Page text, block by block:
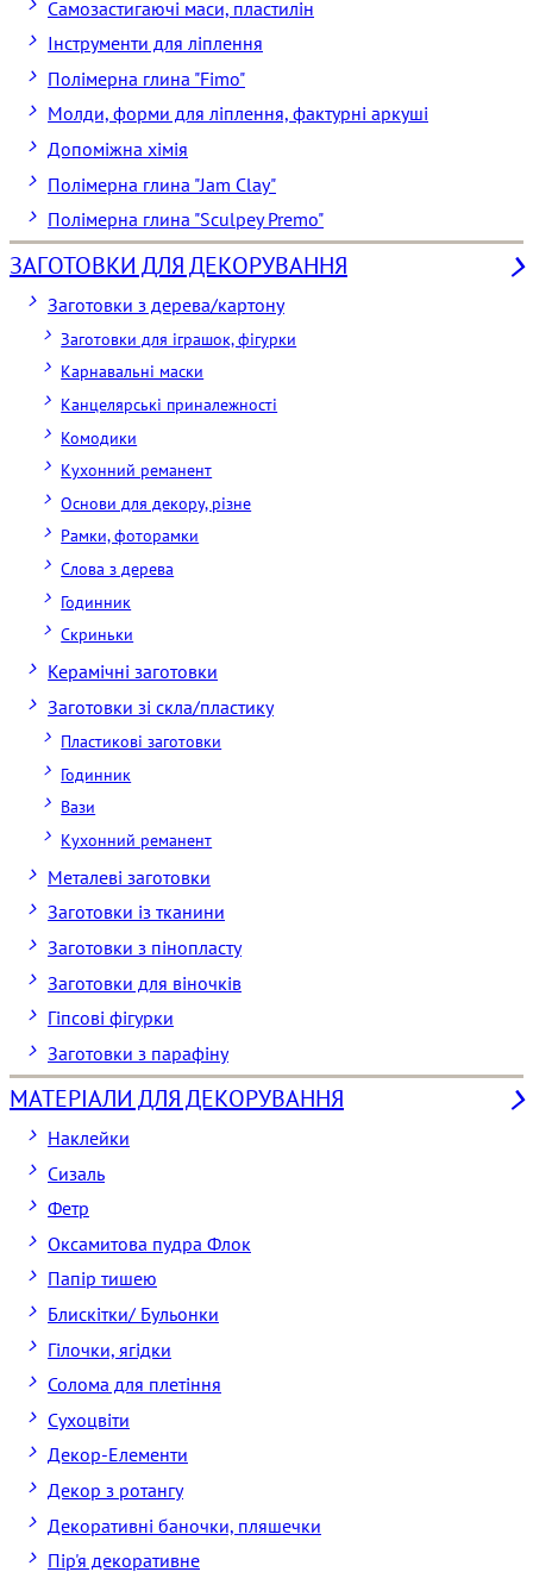
Самозастигаючі маси, пластилін
Інструменти для ліплення
Полімерна глина "Fimo"
Молди, форми для ліплення, фактурні аркуші
Допоміжна хімія
Полімерна глина "Jam Clay"
Полімерна глина "Sculpey Premo"
ЗАГОТОВКИ ДЛЯ ДЕКОРУВАННЯ
Заготовки з дерева/картону
Заготовки для іграшок, фігурки
Карнавальні маски
Канцелярські приналежності
Комодики
Кухонний реманент
Основи для декору, різне
Рамки, фоторамки
Слова з дерева
Годинник
Скриньки
Керамічні заготовки
Заготовки зі скла/пластику
Пластикові заготовки
Годинник
Вази
Кухонний реманент
Металеві заготовки
Заготовки із тканини
Заготовки з пінопласту
Заготовки для віночків
Гіпсові фігурки
Заготовки з парафіну
МАТЕРІАЛИ ДЛЯ ДЕКОРУВАННЯ
Наклейки
Сизаль
Фетр
Оксамитова пудра Флок
Папір тишею
Блискітки/ Бульонки
Гілочки, ягідки
Солома для плетіння
Cухоцвіти
Декор-Елементи
Декор з ротангу
Декоративні баночки, пляшечки
Пір'я декоративне